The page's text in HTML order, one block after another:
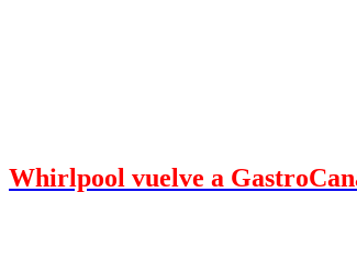
Whirlpool vuelve a